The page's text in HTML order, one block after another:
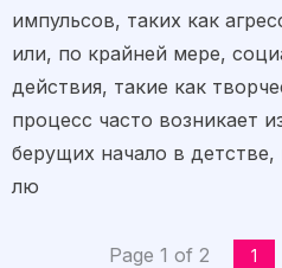
импульсов, таких как
или, по крайней мере,
действия, такие как
процесс часто возникает
берущих начало в
лю
Page 1 of 2 1